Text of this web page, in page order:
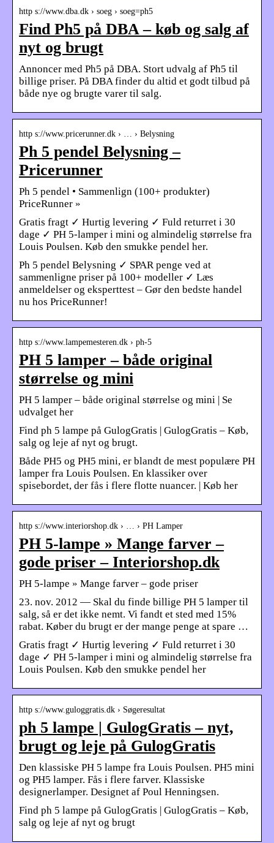
http s://www.dba.dk › soeg › soeg=ph5
Find Ph5 på DBA – køb og salg af
nyt og brugt
Annoncer med Ph5 på DBA. Stort udvalg af Ph5 til
billige priser. På DBA finder du altid et godt tilbud på
både nye og brugte varer til salg.
http s://www.pricerunner.dk › … › Belysning
Ph 5 pendel Belysning –
Pricerunner
Ph 5 pendel • Sammenlign (100+ produkter)
PriceRunner »
Gratis fragt ✓ Hurtig levering ✓ Fuld returret i 30
dage ✓ PH 5-lamper i mini og almindelig størrelse fra
Louis Poulsen. Køb den smukke pendel her.
Ph 5 pendel Belysning ✓ SPAR penge ved at
sammenligne priser på 100+ modeller ✓ Læs
anmeldelser og eksperttest – Gør den bedste handel
nu hos PriceRunner!
http s://www.lampemesteren.dk › ph-5
PH 5 lamper – både original
størrelse og mini
PH 5 lamper – både original størrelse og mini | Se
udvalget her
Find ph 5 lampe på GulogGratis | GulogGratis – Køb,
salg og leje af nyt og brugt.
Både PH5 og PH5 mini, er blandt de mest populære PH
lamper fra Louis Poulsen. En klassiker over
spisebordet, der fås i flere flotte nuancer. | Køb her
http s://www.interiorshop.dk › … › PH Lamper
PH 5-lampe » Mange farver –
gode priser – Interiorshop.dk
PH 5-lampe » Mange farver – gode priser
23. nov. 2012 — Skal du finde billige PH 5 lamper til
salg, så er det ikke nemt. Vi fandt et sted med 15%
rabat. Køber du brugt er der mange penge at spare …
Gratis fragt ✓ Hurtig levering ✓ Fuld returret i 30
dage ✓ PH 5-lamper i mini og almindelig størrelse fra
Louis Poulsen. Køb den smukke pendel her
http s://www.guloggratis.dk › Søgeresultat
ph 5 lampe | GulogGratis – nyt,
brugt og leje på GulogGratis
Den klassiske PH 5 lampe fra Louis Poulsen. PH5 mini
og PH5 lamper. Fås i flere farver. Klassiske
designerlamper. Designet af Poul Henningsen.
Find ph 5 lampe på GulogGratis | GulogGratis – Køb,
salg og leje af nyt og brugt